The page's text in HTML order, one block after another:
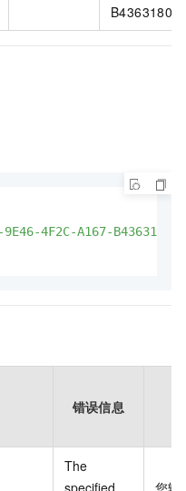
9E46-4F2C-A167-
错误信息
The
specified
您输